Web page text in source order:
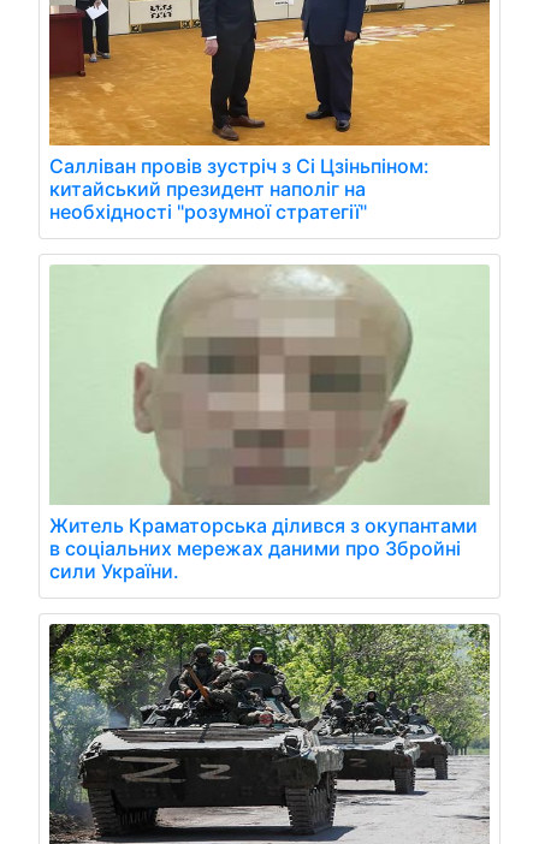
Салліван провів зустріч з Сі Цзіньпіном:
китайський президент наполіг на
необхідності "розумної стратегії"
Житель Краматорська ділився з окупантами
в соціальних мережах даними про Збройні
сили України.